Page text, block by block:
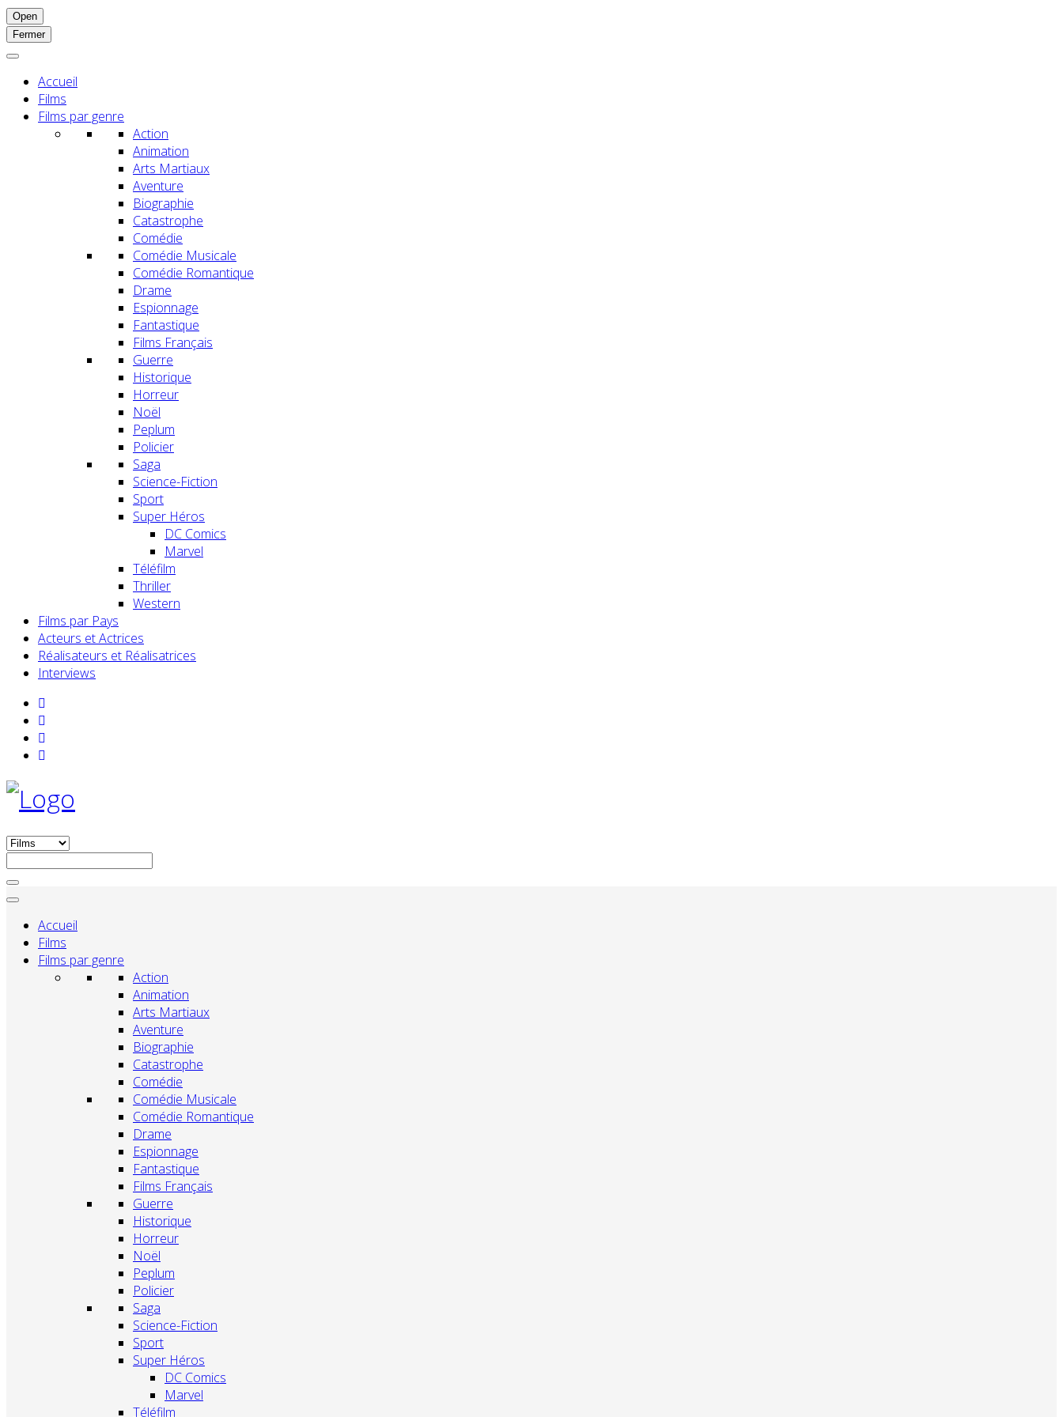
Open
Fermer
Accueil
Films
Films par genre
Action
Animation
Arts Martiaux
Aventure
Biographie
Catastrophe
Comédie
Comédie Musicale
Comédie Romantique
Drame
Espionnage
Fantastique
Films Français
Guerre
Historique
Horreur
Noël
Peplum
Policier
Saga
Science-Fiction
Sport
Super Héros
DC Comics
Marvel
Téléfilm
Thriller
Western
Films par Pays
Acteurs et Actrices
Réalisateurs et Réalisatrices
Interviews
Accueil
Films
Films par genre
Action
Animation
Arts Martiaux
Aventure
Biographie
Catastrophe
Comédie
Comédie Musicale
Comédie Romantique
Drame
Espionnage
Fantastique
Films Français
Guerre
Historique
Horreur
Noël
Peplum
Policier
Saga
Science-Fiction
Sport
Super Héros
DC Comics
Marvel
Téléfilm